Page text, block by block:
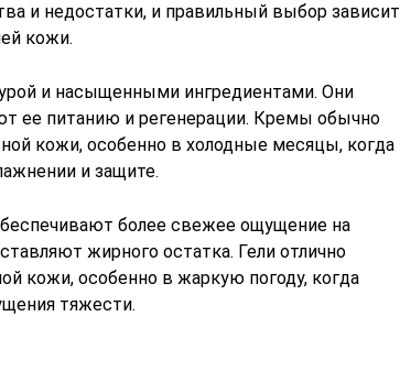
и недостатки, и правильный выбор зависит
кожи.
и насыщенными ингредиентами. Они
ее питанию и регенерации. Кремы обычно
кожи, особенно в холодные месяцы, когда
и защите.
более свежее ощущение на
жирного остатка. Гели отлично
кожи, особенно в жаркую погоду, когда
тяжести.